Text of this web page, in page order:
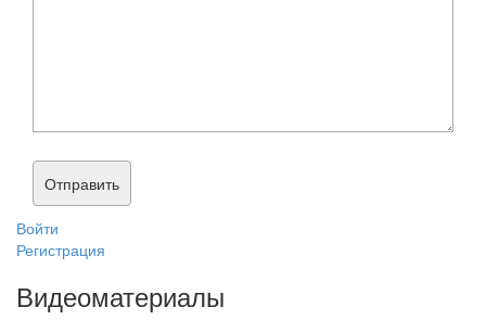
Войти
Регистрация
Видеоматериалы